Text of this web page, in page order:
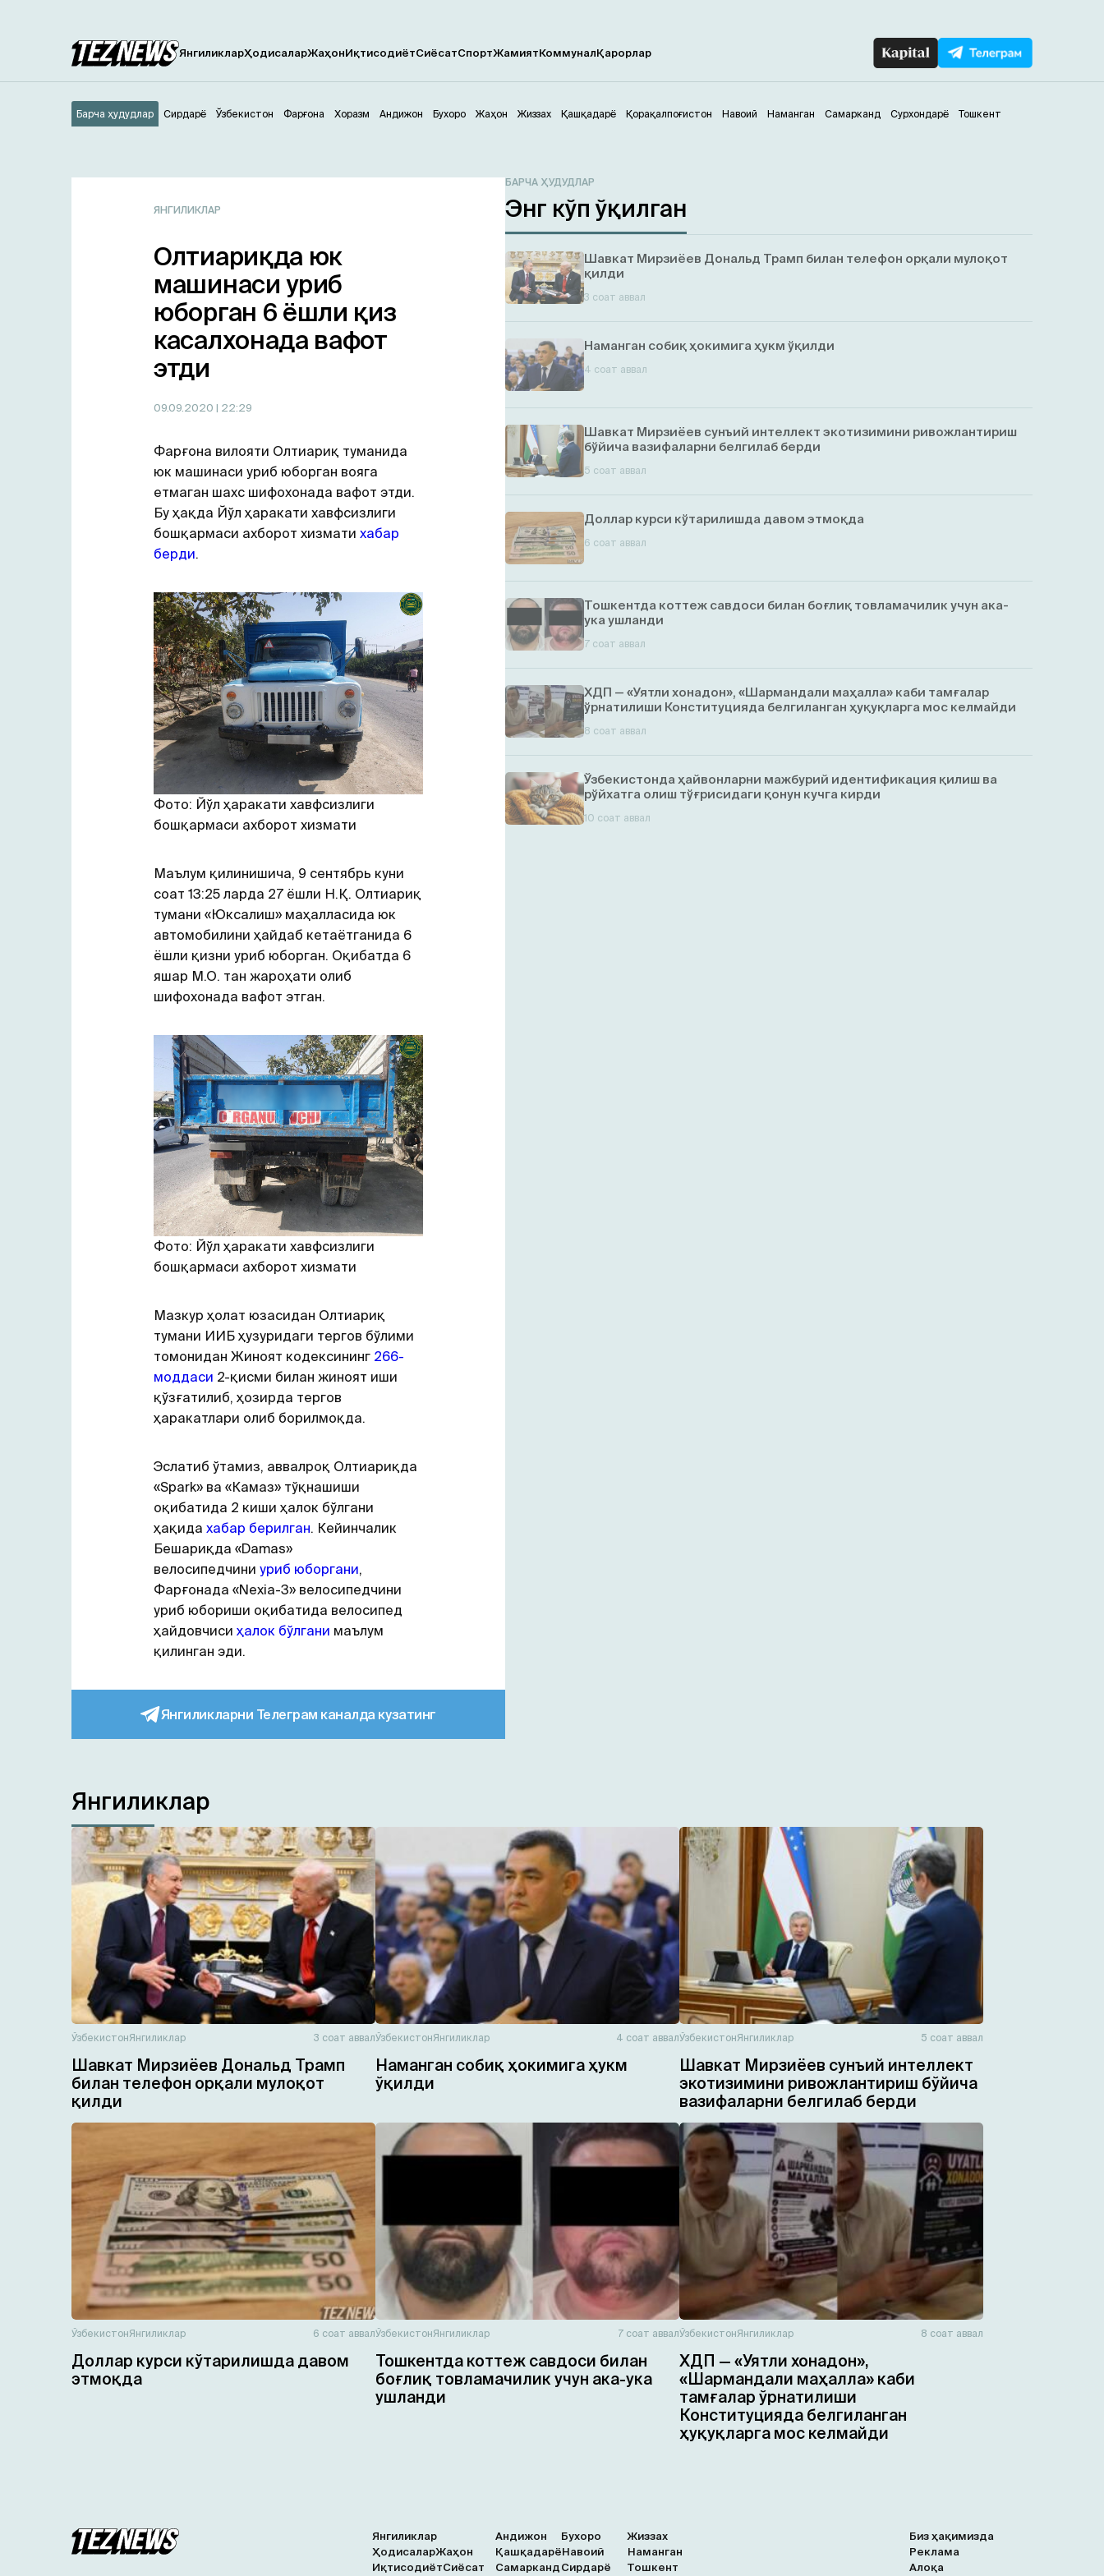
ЯнгиликларҲодисаларЖаҳонИқтисодиётСиёсатСпортЖамиятКоммуналҚарорлар
Андижон
Барча ҳудудлар Бухоро Жаҳон Жиззах Қашқадарё Қорақалпоғистон Навоий Наманган Самарканд
Сирдарё Сурхондарё Тошкент
Ўзбекистон Фарғона Хоразм
ЯНГИЛИКЛАР
Олтиариқда юк
машинаси уриб
юборган 6 ёшли қиз
касалхонада вафот
этди
09.09.2020 | 22:29
Фарғона вилояти Олтиариқ туманида
юк машинаси уриб юборган вояга
етмаган шахс шифохонада вафот этди.
Бу ҳақда Йўл ҳаракати хавфсизлиги
бошқармаси ахборот хизмати хабар
берди.
Фото: Йўл ҳаракати хавфсизлиги
бошқармаси ахборот хизмати
Маълум қилинишича, 9 сентябрь куни
соат 13:25 ларда 27 ёшли Н.Қ. Олтиариқ
тумани «Юксалиш» маҳалласида юк
автомобилини ҳайдаб кетаётганида 6
ёшли қизни уриб юборган. Оқибатда 6
яшар М.О. тан жароҳати олиб
шифохонада вафот этган.
Фото: Йўл ҳаракати хавфсизлиги
бошқармаси ахборот хизмати
Мазкур ҳолат юзасидан Олтиариқ
тумани ИИБ ҳузуридаги тергов бўлими
томонидан Жиноят кодексининг 266-
моддаси 2-қисми билан жиноят иши
қўзғатилиб, ҳозирда тергов
ҳаракатлари олиб борилмоқда.
Эслатиб ўтамиз, аввалроқ Олтиариқда
«Spark» ва «Камаз» тўқнашиши
оқибатида 2 киши ҳалок бўлгани
ҳақида хабар берилган. Кейинчалик
Бешариқда «Damas»
велосипедчини уриб юборгани,
Фарғонада «Nexia-3» велосипедчини
уриб юбориши оқибатида велосипед
ҳайдовчиси ҳалок бўлгани маълум
қилинган эди.
Янгиликларни Телеграм каналда кузатинг
БАРЧА ҲУДУДЛАР
Энг кўп ўқилган
Шавкат Мирзиёев Дональд Трамп билан телефон орқали мулоқот
қилди
3 соат аввал
Наманган собиқ ҳокимига ҳукм ўқилди
4 соат аввал
Шавкат Мирзиёев сунъий интеллект экотизимини ривожлантириш
бўйича вазифаларни белгилаб берди
5 соат аввал
Доллар курси кўтарилишда давом этмоқда
6 соат аввал
Тошкентда коттеж савдоси билан боғлиқ товламачилик учун ака-
ука ушланди
7 соат аввал
ХДП — «Уятли хонадон», «Шармандали маҳалла» каби тамғалар
ўрнатилиши Конституцияда белгиланган ҳуқуқларга мос келмайди
8 соат аввал
Ўзбекистонда ҳайвонларни мажбурий идентификация қилиш ва
рўйхатга олиш тўғрисидаги қонун кучга кирди
10 соат аввал
Янгиликлар
ЎзбекистонЯнгиликлар 3 соат аввал
Шавкат Мирзиёев Дональд Трамп
билан телефон орқали мулоқот
қилди
ЎзбекистонЯнгиликлар 4 соат аввал
Наманган собиқ ҳокимига ҳукм
ўқилди
ЎзбекистонЯнгиликлар 5 соат аввал
Шавкат Мирзиёев сунъий интеллект
экотизимини ривожлантириш бўйича
вазифаларни белгилаб берди
ЎзбекистонЯнгиликлар 6 соат аввал
Доллар курси кўтарилишда давом
этмоқда
ЎзбекистонЯнгиликлар 7 соат аввал
Тошкентда коттеж савдоси билан
боғлиқ товламачилик учун ака-ука
ушланди
ЎзбекистонЯнгиликлар 8 соат аввал
ХДП — «Уятли хонадон»,
«Шармандали маҳалла» каби
тамғалар ўрнатилиши
Конституцияда белгиланган
ҳуқуқларга мос келмайди
Янгиликлар
ҲодисаларЖаҳон
ИқтисодиётСиёсат
Андижон Бухоро
Жиззах
ҚашқадарёНавоий
Наманган
Самарканд Сирдарё Тошкент
Биз ҳақимизда
Реклама
Алоқа